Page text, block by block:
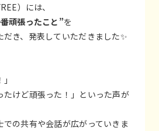
）には、
頑張ったこと”を
き、発表していただきました✨
たけど頑張った！」といった声が
での共有や会話が広がっていきま